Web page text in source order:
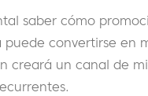
saber cómo
puede convertirse en
creará un canal de